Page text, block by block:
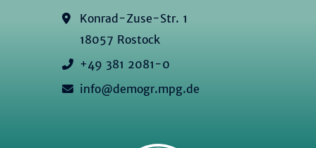
Konrad-Zuse-Str. 1
18057 Rostock
+49 381 2081-0
info@demogr.mpg.de